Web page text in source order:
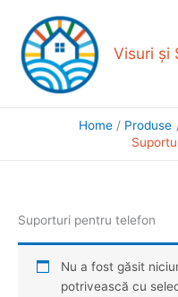
content
Visuri și
Home Produse
Suporturi pentru telefon
Nu a fost găsit
potrivească cu